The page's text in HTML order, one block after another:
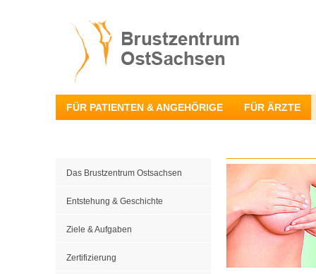
FÜR PATIENTEN & ANGEHÖRIGE FÜR ÄRZTE
Das Brustzentrum Ostsachsen
Entstehung & Geschichte
Ziele & Aufgaben
Zertifizierung